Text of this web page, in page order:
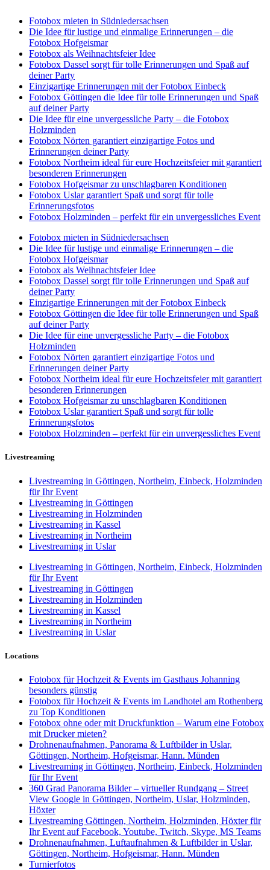
Fotobox mieten in Südniedersachsen
Die Idee für lustige und einmalige Erinnerungen – die
Fotobox Hofgeismar
Fotobox als Weihnachtsfeier Idee
Fotobox Dassel sorgt für tolle Erinnerungen und Spaß auf
deiner Party
Einzigartige Erinnerungen mit der Fotobox Einbeck
Fotobox Göttingen die Idee für tolle Erinnerungen und Spaß
auf deiner Party
Die Idee für eine unvergessliche Party – die Fotobox
Holzminden
Fotobox Nörten garantiert einzigartige Fotos und
Erinnerungen deiner Party
Fotobox Northeim ideal für eure Hochzeitsfeier mit garantiert
besonderen Erinnerungen
Fotobox Hofgeismar zu unschlagbaren Konditionen
Fotobox Uslar garantiert Spaß und sorgt für tolle
Erinnerungsfotos
Fotobox Holzminden – perfekt für ein unvergessliches Event
Fotobox mieten in Südniedersachsen
Die Idee für lustige und einmalige Erinnerungen – die
Fotobox Hofgeismar
Fotobox als Weihnachtsfeier Idee
Fotobox Dassel sorgt für tolle Erinnerungen und Spaß auf
deiner Party
Einzigartige Erinnerungen mit der Fotobox Einbeck
Fotobox Göttingen die Idee für tolle Erinnerungen und Spaß
auf deiner Party
Die Idee für eine unvergessliche Party – die Fotobox
Holzminden
Fotobox Nörten garantiert einzigartige Fotos und
Erinnerungen deiner Party
Fotobox Northeim ideal für eure Hochzeitsfeier mit garantiert
besonderen Erinnerungen
Fotobox Hofgeismar zu unschlagbaren Konditionen
Fotobox Uslar garantiert Spaß und sorgt für tolle
Erinnerungsfotos
Fotobox Holzminden – perfekt für ein unvergessliches Event
Livestreaming
Livestreaming in Göttingen, Northeim, Einbeck, Holzminden
für Ihr Event
Livestreaming in Göttingen
Livestreaming in Holzminden
Livestreaming in Kassel
Livestreaming in Northeim
Livestreaming in Uslar
Livestreaming in Göttingen, Northeim, Einbeck, Holzminden
für Ihr Event
Livestreaming in Göttingen
Livestreaming in Holzminden
Livestreaming in Kassel
Livestreaming in Northeim
Livestreaming in Uslar
Locations
Fotobox für Hochzeit & Events im Gasthaus Johanning
besonders günstig
Fotobox für Hochzeit & Events im Landhotel am Rothenberg
zu Top Konditionen
Fotobox ohne oder mit Druckfunktion – Warum eine Fotobox
mit Drucker mieten?
Drohnenaufnahmen, Panorama & Luftbilder in Uslar,
Göttingen, Northeim, Hofgeismar, Hann. Münden
Livestreaming in Göttingen, Northeim, Einbeck, Holzminden
für Ihr Event
360 Grad Panorama Bilder – virtueller Rundgang – Street
View Google in Göttingen, Northeim, Uslar, Holzminden,
Höxter
Livestreaming Göttingen, Northeim, Holzminden, Höxter für
Ihr Event auf Facebook, Youtube, Twitch, Skype, MS Teams
Drohnenaufnahmen, Luftaufnahmen & Luftbilder in Uslar,
Göttingen, Northeim, Hofgeismar, Hann. Münden
Turnierfotos